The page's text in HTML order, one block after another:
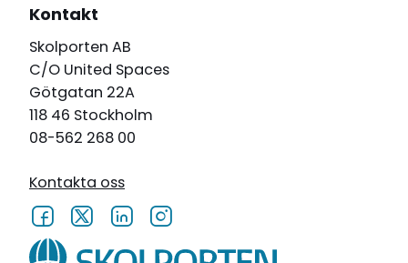
Kontakt
Skolporten AB
C/O United Spaces
Götgatan 22A
118 46 Stockholm
08-562 268 00
Kontakta oss